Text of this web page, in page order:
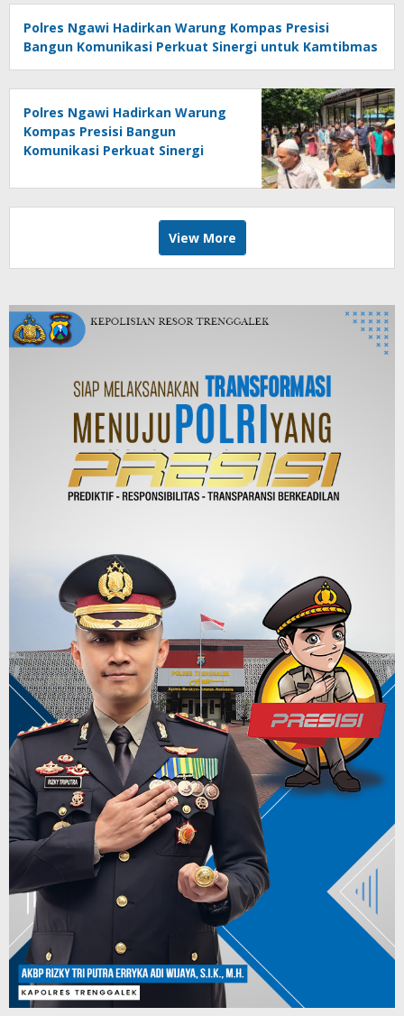
Polres Ngawi Hadirkan Warung Kompas Presisi
Bangun Komunikasi Perkuat Sinergi untuk Kamtibmas
Polres Ngawi Hadirkan Warung
Kompas Presisi Bangun
Komunikasi Perkuat Sinergi
View More